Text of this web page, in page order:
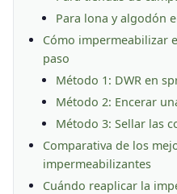
Para lona y algodón
Cómo impermeabilizar
paso
Método 1: DWR en
Método 2: Encerar
Método 3: Sellar las
Comparativa de los
impermeabilizantes
Cuándo reaplicar la